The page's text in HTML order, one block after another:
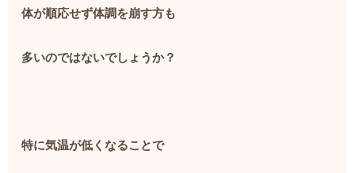
体が順応せず体調を崩す方も
多いのではないでしょうか？
特に気温が低くなることで